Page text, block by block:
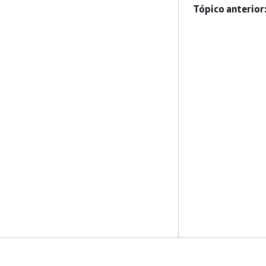
Tópico anterior: